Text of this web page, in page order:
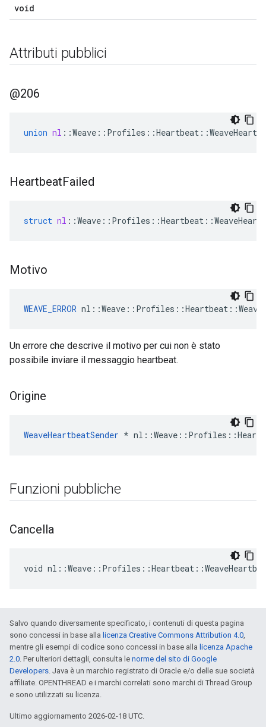
void
Attributi pubblici
@206
union nl ::Weave :: Profiles ::Heartbeat ::
HeartbeatFailed
struct nl ::Weave :: Profiles ::Heartbeat ::
Motivo
WEAVE_ERROR
Un errore che descrive il motivo per cui non è stato
possibile inviare il messaggio heartbeat.
Origine
WeaveHeartbeatSender *
Funzioni pubbliche
Cancella
void
Salvo quando diversamente specificato, i contenuti di questa pagina
sono concessi in base alla licenza Creative Commons Attribution 4.0,
mentre gli esempi di codice sono concessi in base alla licenza Apache
2.0. Per ulteriori dettagli, consulta le norme del sito di Google
Developers. Java è un marchio registrato di Oracle e/o delle sue società
affiliate. OPENTHREAD e i marchi correlati sono marchi di Thread Group
e sono utilizzati su licenza.
Ultimo aggiornamento 2026-02-18 UTC.